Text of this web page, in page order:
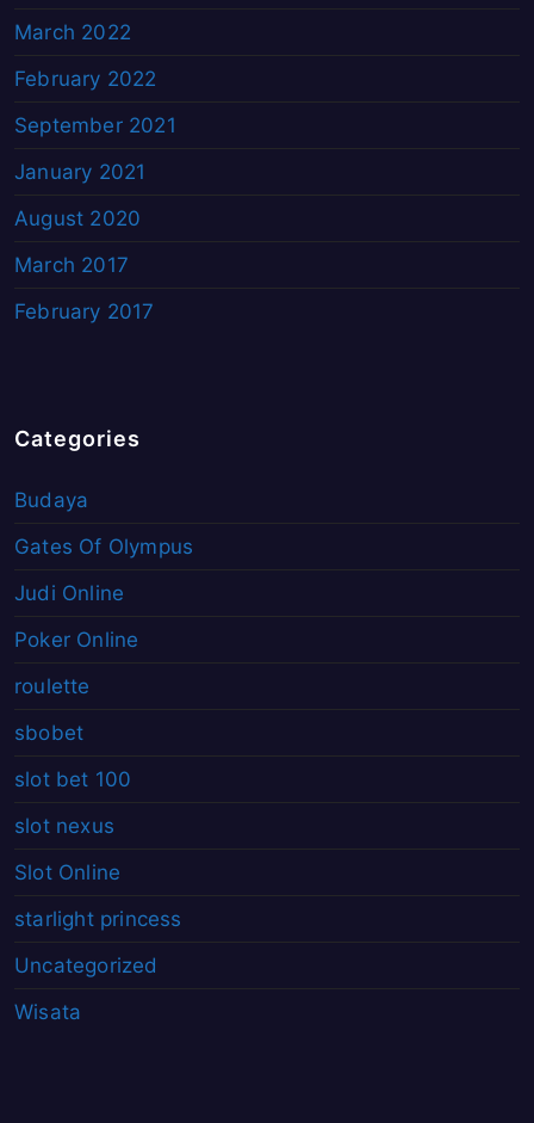
March 2022
February 2022
September 2021
January 2021
August 2020
March 2017
February 2017
Categories
Budaya
Gates Of Olympus
Judi Online
Poker Online
roulette
sbobet
slot bet 100
slot nexus
Slot Online
starlight princess
Uncategorized
Wisata